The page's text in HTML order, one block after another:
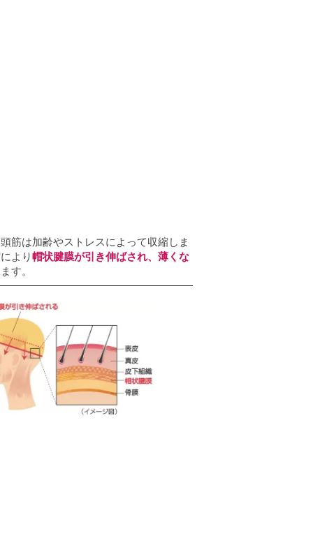
筋は加齢やストレスによって収縮しま
より帽状腱膜が引き伸ばされ、薄くな
す。